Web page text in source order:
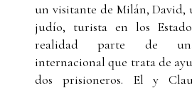
un visitante de Milán, David,
judío, turista en los
realidad parte de una
internacional que trata de
dos prisioneros. El y